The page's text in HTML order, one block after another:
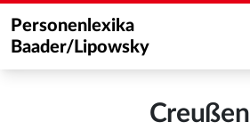
Personenlexika
Baader/Lipowsky
Creußen